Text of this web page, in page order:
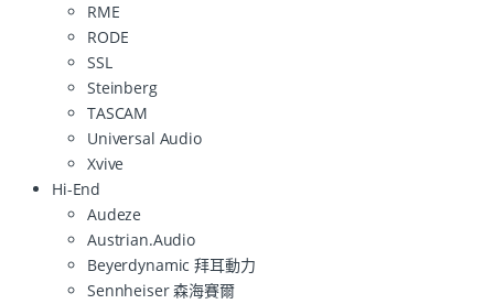
RME
RODE
SSL
Steinberg
TASCAM
Universal Audio
Xvive
Hi-End
Audeze
Austrian.Audio
Beyerdynamic 拜耳動力
Sennheiser 森海賽爾